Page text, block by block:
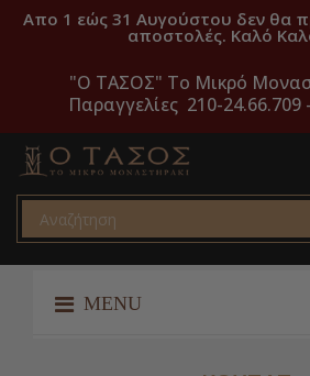
Απο 1 εώς 31 Αυγούστου δεν θα
αποστολές. Καλό
"O ΤΑΣΟΣ" Το Μικρό
Παραγγελίες 210-24.66.709
MENU